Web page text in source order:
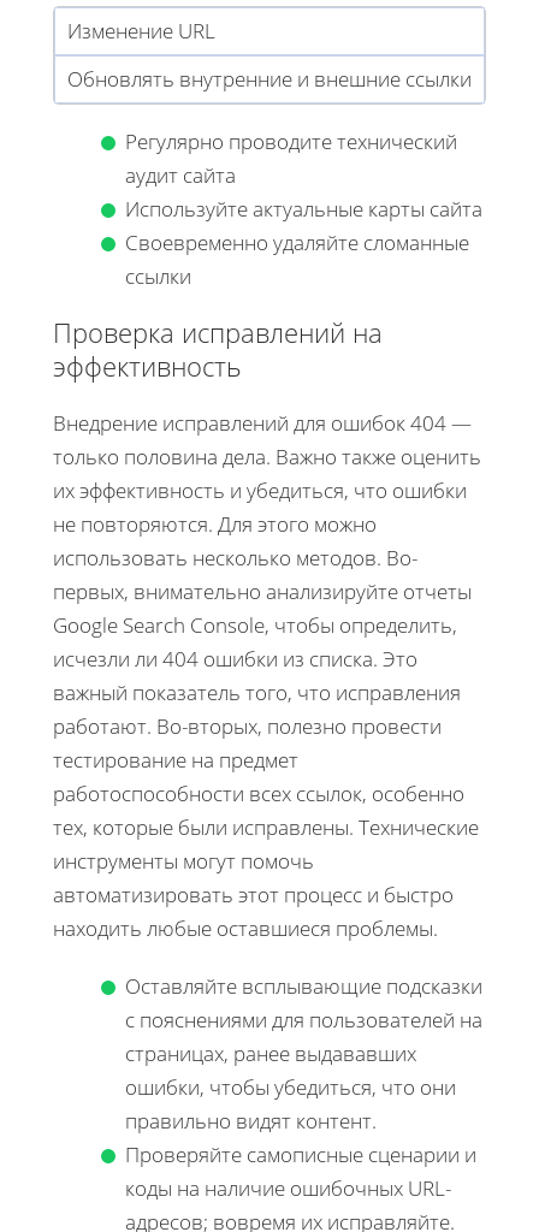
Изменение URL
Обновлять внутренние и внешние ссылки
Регулярно проводите технический
аудит сайта
Используйте актуальные карты сайта
Своевременно удаляйте сломанные
ссылки
Проверка исправлений на
эффективность
Внедрение исправлений для ошибок 404 —
только половина дела. Важно также оценить
их эффективность и убедиться, что ошибки
не повторяются. Для этого можно
использовать несколько методов. Во-
первых, внимательно анализируйте отчеты
Google Search Console, чтобы определить,
исчезли ли 404 ошибки из списка. Это
важный показатель того, что исправления
работают. Во-вторых, полезно провести
тестирование на предмет
работоспособности всех ссылок, особенно
тех, которые были исправлены. Технические
инструменты могут помочь
автоматизировать этот процесс и быстро
находить любые оставшиеся проблемы.
Оставляйте всплывающие подсказки
с пояснениями для пользователей на
страницах, ранее выдававших
ошибки, чтобы убедиться, что они
правильно видят контент.
Проверяйте самописные сценарии и
коды на наличие ошибочных URL-
адресов; вовремя их исправляйте.